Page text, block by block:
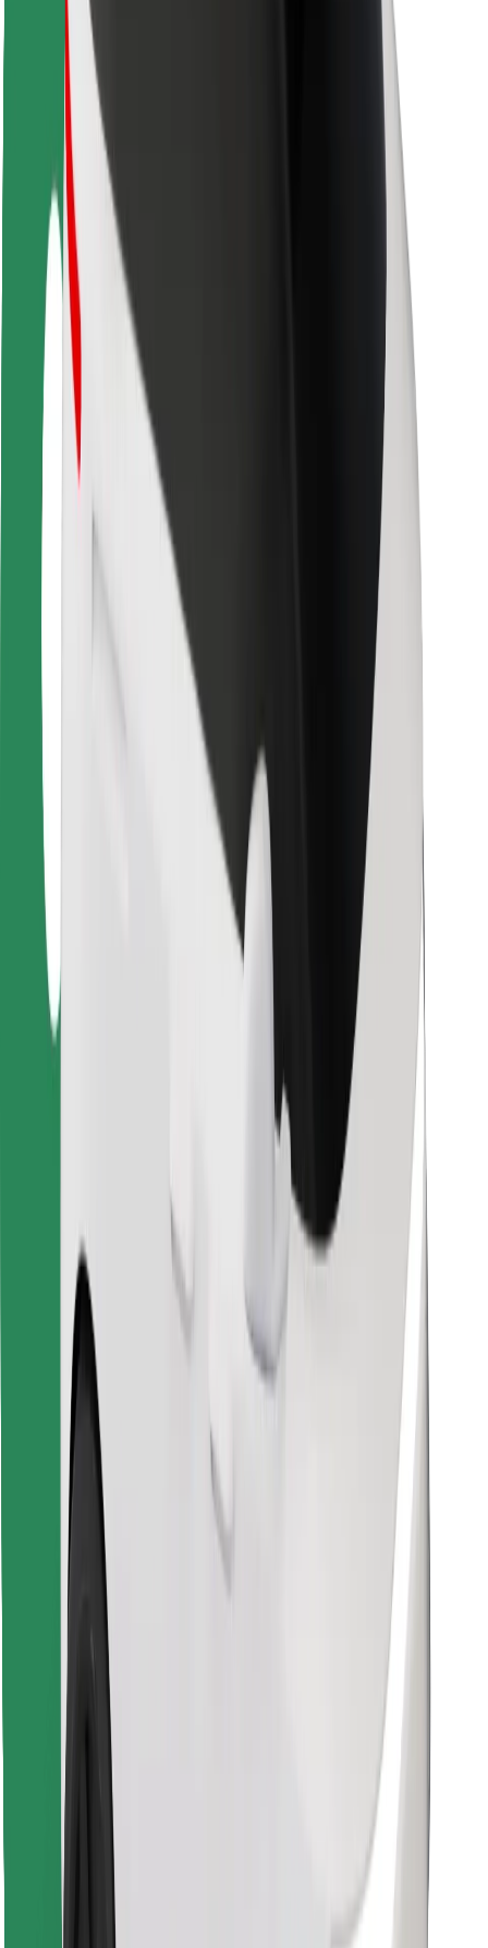
Безопасность водителей
Безопасность самокатов
Лаборатория безопасности
Города
Регионы
Решения для городской среды
Аэропорты
Зарядные док-станции Bolt
Поддержка
Для клиентов
Для водителей
Для курьеров
Для владельцев автопарков
Для ресторанов
Bolt for Business
Пользовательское соглашение
Подача за считаные минуты!
Скачать приложение Bolt
Скачать приложение Bolt Food